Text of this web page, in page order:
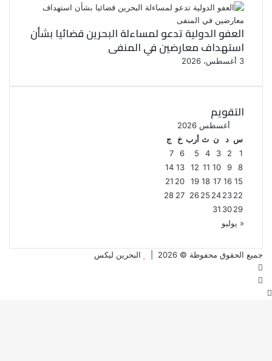
العفو الدولية تدعو لمساءلة البحرين قضائيا بشأن
استهداف معارضين في المنفى
3 أغسطس، 2026
التقويم
أغسطس 2026
س د ن ث أرب خ
ج
1
2
3
4
5
6
7
8
9
10
11
12
13
14
15
16
17
18
19
20
21
22
23
24
25
26
27
28
29
30
31
« يوليو
جميع الحقوق محفوظة © 2026 |
البحرين ليكس